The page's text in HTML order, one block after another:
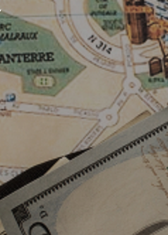
Cennik Tracking Paczek